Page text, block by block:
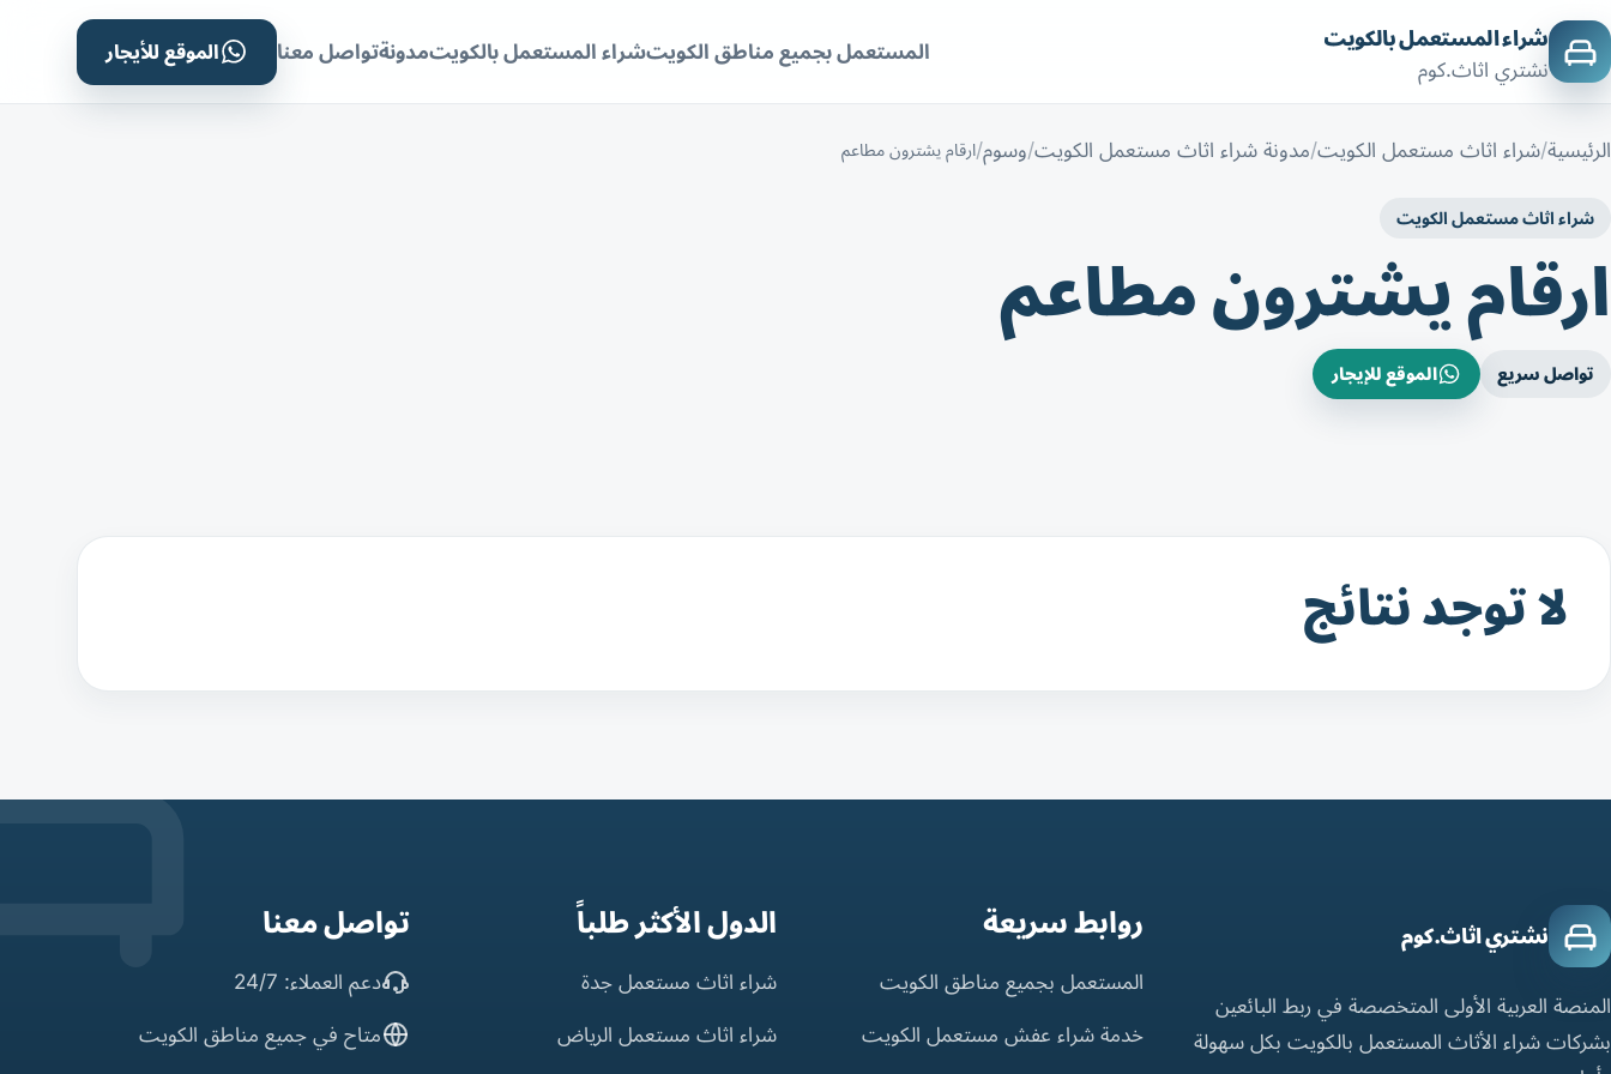
شراء المستعمل بالكويت
نشتري اثاث.كوم
المستعمل بجميع مناطق الكويتشراء المستعمل بالكويتمدونةتواصل معنا الموقع للأيجار
الرئيسية شراء اثاث مستعمل الكويت مدونة شراء اثاث مستعمل الكويت وسوم ارقام يشترون مطاعم
شراء اثاث مستعمل الكويت
ارقام يشترون مطاعم
تواصل سريع الموقع للإيجار
لا توجد نتائج
نشتري اثاث.كوم
المنصة العربية الأولى المتخصصة في ربط البائعين
بشركات شراء الأثاث المستعمل بالكويت بكل سهولة
روابط سريعة
المستعمل بجميع مناطق الكويت
خدمة شراء عفش مستعمل الكويت
الدول الأكثر طلباً
شراء اثاث مستعمل جدة
شراء اثاث مستعمل الرياض
تواصل معنا
دعم العملاء: 24/7
متاح في جميع مناطق الكويت